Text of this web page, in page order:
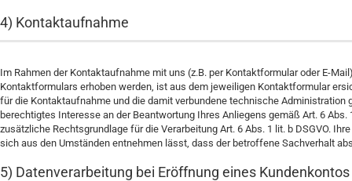
4) Kontaktaufnahme
Im Rahmen der Kontaktaufnahme mit uns (z.B. per Kontaktformular oder E-
Kontaktformulars erhoben werden, ist aus dem jeweiligen Kontaktformular
für die Kontaktaufnahme und die damit verbundene technische
berechtigtes Interesse an der Beantwortung Ihres Anliegens gemäß Art. 6
zusätzliche Rechtsgrundlage für die Verarbeitung Art. 6 Abs. 1 lit. b DSGVO.
sich aus den Umständen entnehmen lässt, dass der betroffene Sachverhalt
5) Datenverarbeitung bei Eröffnung eines